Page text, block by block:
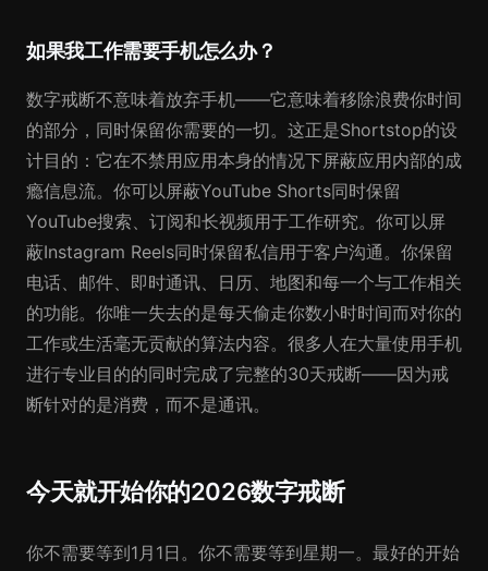
如果我工作需要手机怎么办？
数字戒断不意味着放弃手机——它意味着移除浪费你时间
的部分，同时保留你需要的一切。这正是Shortstop的设
计目的：它在不禁用应用本身的情况下屏蔽应用内部的成
瘾信息流。你可以屏蔽YouTube Shorts同时保留
YouTube搜索、订阅和长视频用于工作研究。你可以屏
蔽Instagram Reels同时保留私信用于客户沟通。你保留
电话、邮件、即时通讯、日历、地图和每一个与工作相关
的功能。你唯一失去的是每天偷走你数小时时间而对你的
工作或生活毫无贡献的算法内容。很多人在大量使用手机
进行专业目的的同时完成了完整的30天戒断——因为戒
断针对的是消费，而不是通讯。
今天就开始你的2026数字戒断
你不需要等到1月1日。你不需要等到星期一。最好的开始